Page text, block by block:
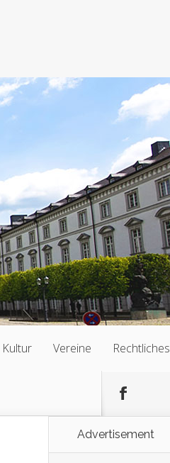
Kultur Vereine Rechtliches
Advertisement